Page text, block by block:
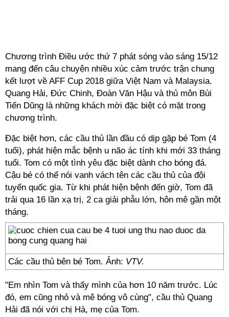
Chương trình Điều ước thứ 7 phát sóng vào sáng 15/12
mang đến câu chuyện nhiều xúc cảm trước trận chung
kết lượt về AFF Cup 2018 giữa Việt Nam và Malaysia.
Quang Hải, Đức Chinh, Đoàn Văn Hậu và thủ môn Bùi
Tiến Dũng là những khách mời đặc biệt có mặt trong
chương trình.
Đặc biệt hơn, các cầu thủ lần đầu có dịp gặp bé Tom (4
tuổi), phát hiện mắc bệnh u não ác tính khi mới 33 tháng
tuổi. Tom có một tình yêu đặc biệt dành cho bóng đá.
Cậu bé có thể nói vanh vách tên các cầu thủ của đội
tuyển quốc gia. Từ khi phát hiện bệnh đến giờ, Tom đã
trải qua 16 lần xạ trị, 2 ca giải phẫu lớn, hôn mê gần một
tháng.
Các cầu thủ bên bé Tom. Ảnh: VTV.
"Em nhìn Tom và thấy mình của hơn 10 năm trước. Lúc
đó, em cũng nhỏ và mê bóng vô cùng", cầu thủ Quang
Hải đã nói với chị Hà, mẹ của Tom.